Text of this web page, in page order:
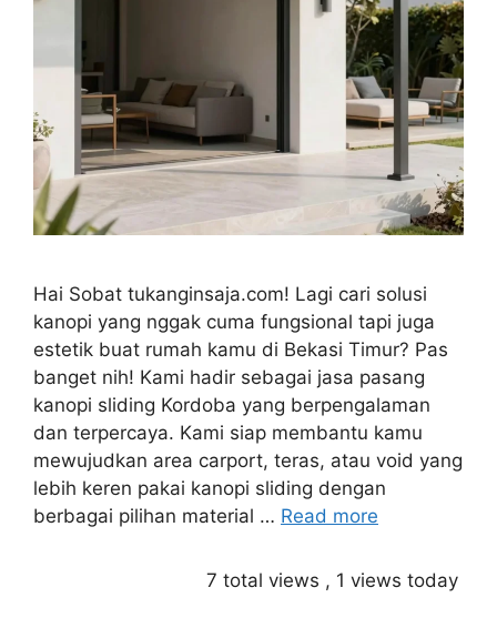
Hai Sobat tukanginsaja.com! Lagi cari solusi
kanopi yang nggak cuma fungsional tapi juga
estetik buat rumah kamu di Bekasi Timur? Pas
banget nih! Kami hadir sebagai jasa pasang
kanopi sliding Kordoba yang berpengalaman
dan terpercaya. Kami siap membantu kamu
mewujudkan area carport, teras, atau void yang
lebih keren pakai kanopi sliding dengan
berbagai pilihan material … Read more
7 total views , 1 views today